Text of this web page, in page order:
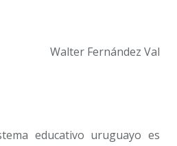
Walter Fernández Val
educativo uruguayo es